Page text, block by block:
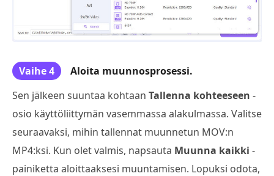
Vaihe 4
Aloita muunnosprosessi.
Sen jälkeen suuntaa kohtaan Tallenna kohteeseen -
osio käyttöliittymän vasemmassa alakulmassa. Valitse
seuraavaksi, mihin tallennat muunnetun MOV:n
MP4:ksi. Kun olet valmis, napsauta Muunna kaikki -
painiketta aloittaaksesi muuntamisen. Lopuksi odota,